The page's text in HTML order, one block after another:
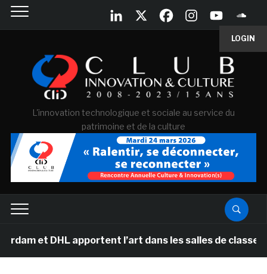
LOGIN
L'innovation technologique et sociale au service du
patrimoine et de la culture
DHL apportent l’art dans les salles de classe des